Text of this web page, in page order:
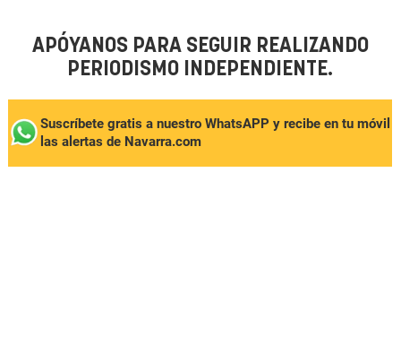
APÓYANOS PARA SEGUIR REALIZANDO
PERIODISMO INDEPENDIENTE.
Suscríbete gratis a nuestro WhatsAPP y recibe en tu móvil
las alertas de Navarra.com